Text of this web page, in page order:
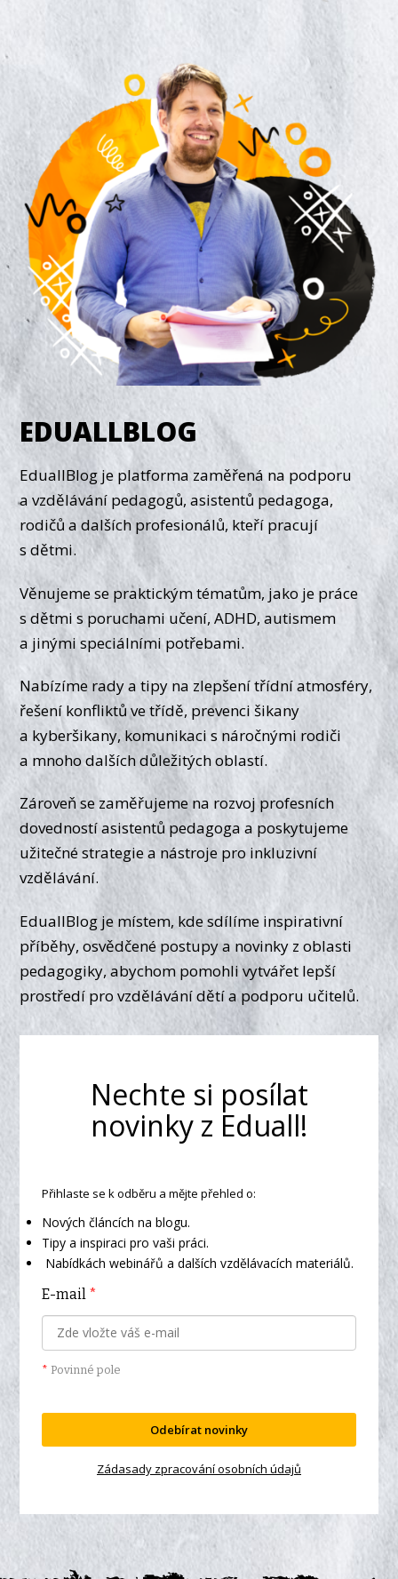
EDUALLBLOG
EduallBlog je platforma zaměřená na podporu
a vzdělávání pedagogů, asistentů pedagoga,
rodičů a dalších profesionálů, kteří pracují
s dětmi.
Věnujeme se praktickým tématům, jako je práce
s dětmi s poruchami učení, ADHD, autismem
a jinými speciálními potřebami.
Nabízíme rady a tipy na zlepšení třídní atmosféry,
řešení konfliktů ve třídě, prevenci šikany
a kyberšikany, komunikaci s náročnými rodiči
a mnoho dalších důležitých oblastí.
Zároveň se zaměřujeme na rozvoj profesních
dovedností asistentů pedagoga a poskytujeme
užitečné strategie a nástroje pro inkluzivní
vzdělávání.
EduallBlog je místem, kde sdílíme inspirativní
příběhy, osvědčené postupy a novinky z oblasti
pedagogiky, abychom pomohli vytvářet lepší
prostředí pro vzdělávání dětí a podporu učitelů.
Nechte si posílat
novinky z Eduall!
Přihlaste se k odběru a mějte přehled o:
Nových článcích na blogu.
Tipy a inspiraci pro vaši práci.
Nabídkách webinářů a dalších vzdělávacích materiálů.
E-mail *
* Povinné pole
Odebírat novinky
Zádasady zpracování osobních údajů